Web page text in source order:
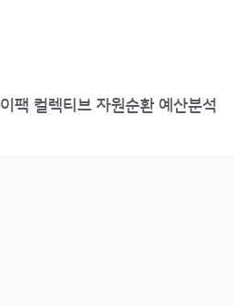
팩 컬렉티브 자원순환 예산분석